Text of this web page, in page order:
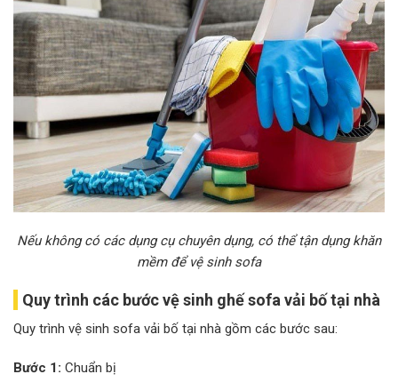
Nếu không có các dụng cụ chuyên dụng, có thể tận dụng khăn
mềm để vệ sinh sofa
Quy trình các bước vệ sinh ghế sofa vải bố tại nhà
Quy trình vệ sinh sofa vải bố tại nhà gồm các bước sau:
Bước 1: Chuẩn bị